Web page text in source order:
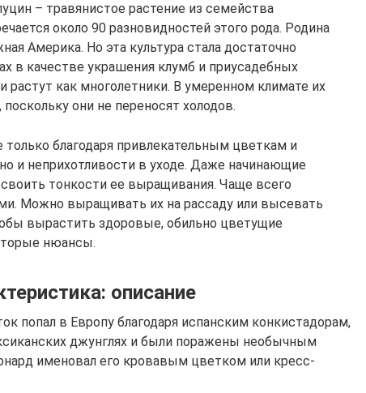
– травянистое растение из семейства
около 90 разновидностей этого рода. Родина
Америка. Но эта культура стала достаточно
в качестве украшения клумб и приусадебных
растут как многолетники. В умеренном климате их
они не переносят холодов.
только благодаря привлекательным цветкам и
и неприхотливости в уходе. Даже начинающие
тонкости ее выращивания. Чаще всего
Можно выращивать их на рассаду или высевать
вырастить здоровые, обильно цветущие
нюансы.
описание
попал в Европу благодаря испанским конкистадорам,
джунглях и были поражены необычным
именовал его кровавым цветком или кресс-